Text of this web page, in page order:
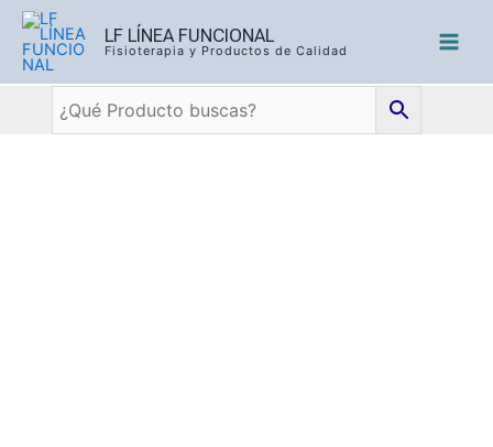
LF LÍNEA FUNCIONAL
Fisioterapia y Productos de Calidad